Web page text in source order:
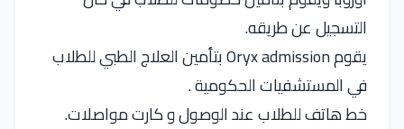
التسجيل عن طريقه.
يقوم Oryx admission بتأمين العلاج الطبي للطلاب
في المستشفيات الحكومية .
خط هاتف للطلاب عند الوصول و كارت مواصلات.